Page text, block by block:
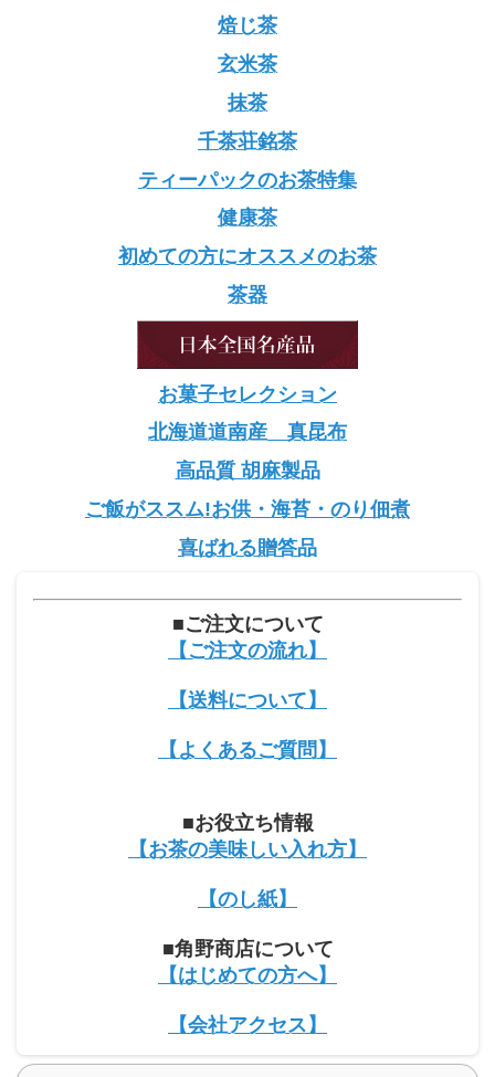
焙じ茶
玄米茶
抹茶
千茶荘銘茶
ティーパックのお茶特集
健康茶
初めての方にオススメのお茶
茶器
お菓子セレクション
北海道道南産 真昆布
高品質 胡麻製品
ご飯がススム!お供・海苔・のり佃煮
喜ばれる贈答品
■ご注文について
【ご注文の流れ】
【送料について】
【よくあるご質問】
■お役立ち情報
【お茶の美味しい入れ方】
【のし紙】
■角野商店について
【はじめての方へ】
【会社アクセス】